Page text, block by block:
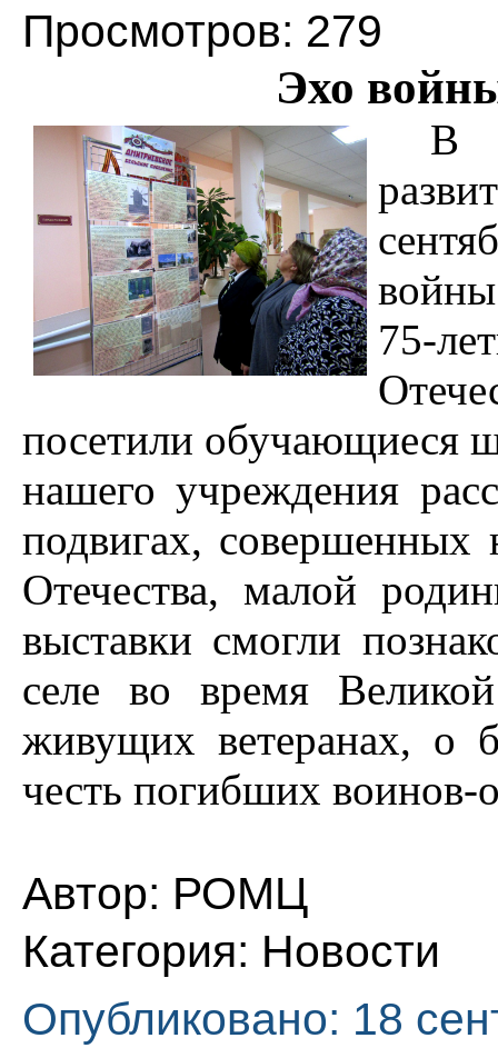
Просмотров: 279
Эхо
В
75-
посетили обучающиеся
нашего учреждения
подвигах,
Отечества, малой
выставки смогли
селе во время
живущих ветеранах, о
честь погибших воинов-
Автор: РОМЦ
Категория: Новости
Опубликовано: 18